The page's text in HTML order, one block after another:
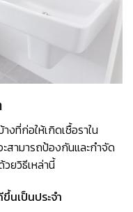
งที่ก่อให้เกิดเชื้อราใน
สามารถป้องกันและกำจัด
วยวิธีเหล่านี้
นเป็นประจำ